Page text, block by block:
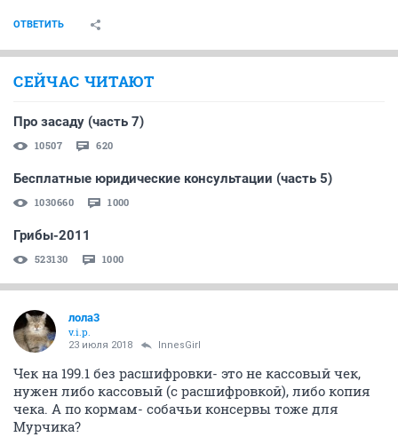
ОТВЕТИТЬ
СЕЙЧАС ЧИТАЮТ
Про засаду (часть 7)
10507 620
Бесплатные юридические консультации (часть 5)
1030660 1000
Грибы-2011
523130 1000
лола3
v.i.p.
23 июля 2018 InnesGirl
Чек на 199.1 без расшифровки- это не кассовый чек,
нужен либо кассовый (с расшифровкой), либо копия
чека. А по кормам- собачьи консервы тоже для
Мурчика?